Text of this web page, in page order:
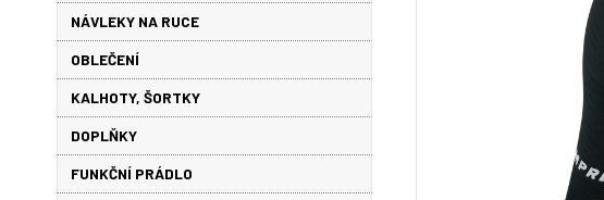
NÁVLEKY NA RUCE
OBLEČENÍ
KALHOTY, ŠORTKY
DOPLŇKY
FUNKČNÍ PRÁDLO